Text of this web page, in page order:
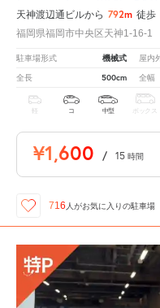
天神渡辺通ビルから 792m 徒歩
福岡県福岡市中央区天神1-16-1
駐車場形式 機械式 屋内
全長 500cm 全幅
軽 コ 中型 ボックス
¥1,600 / 15 時間
716 人がお気に入りの駐車場